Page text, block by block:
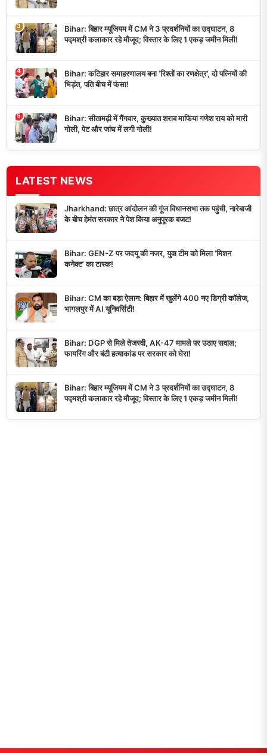
3
Bihar: बिहार म्यूजियम में CM ने 3 प्रदर्शनियों का उद्घाटन, 8
पद्मश्री कलाकार रहे मौजूद; विस्तार के लिए 1 एकड़ जमीन मिली!
4
Bihar: कटिहार समाहरणालय बना ‘रिश्तों का रणक्षेत्र’, दो पत्नियों की
भिड़ंत, पति बीच में फंसा!
5
Bihar: सीतामढ़ी में गैंगवार, कुख्यात शराब माफिया गणेश राय को मारी
गोली, पेट और जांघ में लगी गोली!
LATEST NEWS
Jharkhand: छात्र आंदोलन की गूंज विधानसभा तक पहुंची, नारेबाजी
के बीच हेमंत सरकार ने पेश किया अनुपूरक बजट!
Bihar: GEN-Z पर जदयू की नजर, युवा टीम को मिला ‘मिशन
कनेक्ट’ का टास्क!
Bihar: CM का बड़ा ऐलान: बिहार में खुलेंगे 400 नए डिग्री कॉलेज,
भागलपुर में AI यूनिवर्सिटी!
Bihar: DGP से मिले तेजस्वी, AK-47 मामले पर उठाए सवाल;
फायरिंग और बंटी हत्याकांड पर सरकार को घेरा!
Bihar: बिहार म्यूजियम में CM ने 3 प्रदर्शनियों का उद्घाटन, 8
पद्मश्री कलाकार रहे मौजूद; विस्तार के लिए 1 एकड़ जमीन मिली!